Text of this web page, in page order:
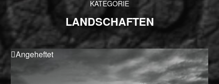
KATEGORIE
LANDSCHAFTEN
Angeheftet